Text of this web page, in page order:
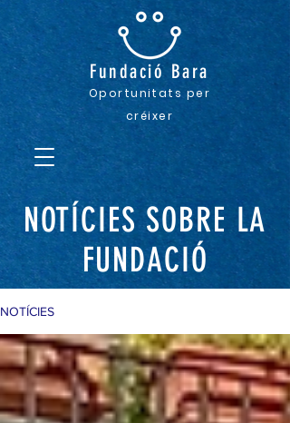
FundacióBara
Oportunitats per
créixer
NOTÍCIES SOBRE LA
FUNDACIÓ
NOTÍCIES